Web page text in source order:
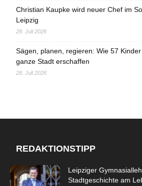
Christian Kaupke wird neuer Chef im
Leipzig
28. Juli 2026
Sägen, planen, regieren: Wie 57
ganze Stadt erschaffen
28. Juli 2026
REDAKTIONSTIPP
Leipziger
Stadtgeschichte am